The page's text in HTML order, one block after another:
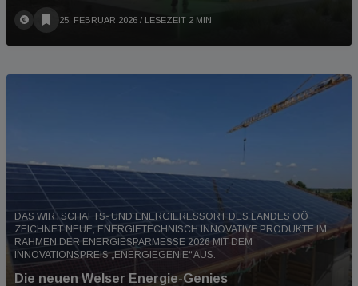
25. FEBRUAR 2026 / LESEZEIT 2 MIN
DAS WIRTSCHAFTS- UND ENERGIERESSORT DES LANDES OÖ
ZEICHNET NEUE, ENERGIETECHNISCH INNOVATIVE PRODUKTE IM
RAHMEN DER ENERGIESPARMESSE 2026 MIT DEM
INNOVATIONSPREIS „ENERGIEGENIE“ AUS.
Die neuen Welser Energie-Genies